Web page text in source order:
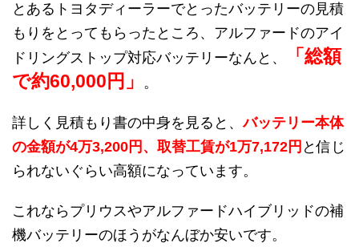
とあるトヨタディーラーでとったバッテリーの見積
もりをとってもらったところ、アルファードのアイ
ドリングストップ対応バッテリーなんと、
「総額
で約60,000円」
。
詳しく見積もり書の中身を見ると、バッテリー本体
の金額が4万3,200円、取替工賃が1万7,172円 と信じ
られないぐらい高額になっています。
これならプリウスやアルファードハイブリッドの補
機バッテリーのほうがなんぼか安いです。